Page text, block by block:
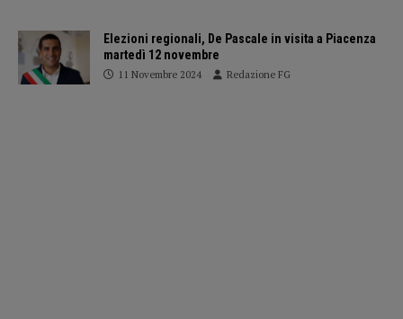
Elezioni regionali, De Pascale in visita a Piacenza
martedì 12 novembre
11 Novembre 2024 Redazione FG